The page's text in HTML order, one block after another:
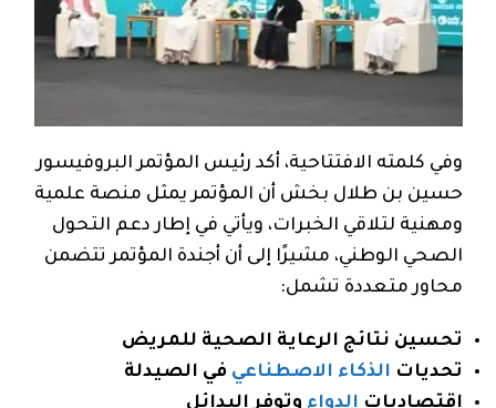
وفي كلمته الافتتاحية، أكد رئيس المؤتمر البروفيسور
حسين بن طلال بخش أن المؤتمر يمثل منصة علمية
ومهنية لتلاقي الخبرات، ويأتي في إطار دعم التحول
الصحي الوطني، مشيرًا إلى أن أجندة المؤتمر تتضمن
محاور متعددة تشمل:
تحسين نتائج الرعاية الصحية للمريض
تحديات الذكاء الاصطناعي في الصيدلة
اقتصاديات الدواء وتوفر البدائل